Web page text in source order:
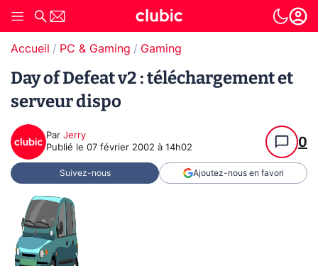
Accueil PC & Gaming Gaming
Day of Defeat v2 : téléchargement et
serveur dispo
Par Jerry
Publié le 07 février 2002 à 14h02 0
Suivez-nous Ajoutez-nous en favori